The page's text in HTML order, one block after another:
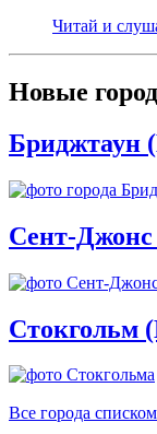
Читай и
Новые
Бриджтаун
Сент-Джонс
Стокгольм
Все города